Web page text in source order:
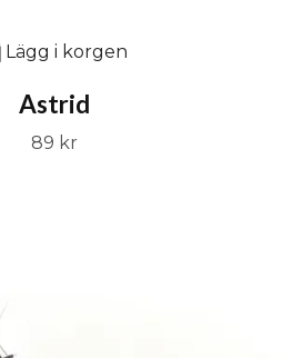
Lägg i korgen
Astrid
89 kr